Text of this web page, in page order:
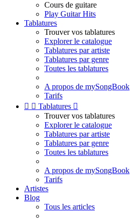
Cours de guitare
Play Guitar Hits
Tablatures
Trouver vos tablatures
Explorer le catalogue
Tablatures par artiste
Tablatures par genre
Toutes les tablatures
A propos de mySongBook
Tarifs
  Tablatures 
Trouver vos tablatures
Explorer le catalogue
Tablatures par artiste
Tablatures par genre
Toutes les tablatures
A propos de mySongBook
Tarifs
Artistes
Blog
Tous les articles